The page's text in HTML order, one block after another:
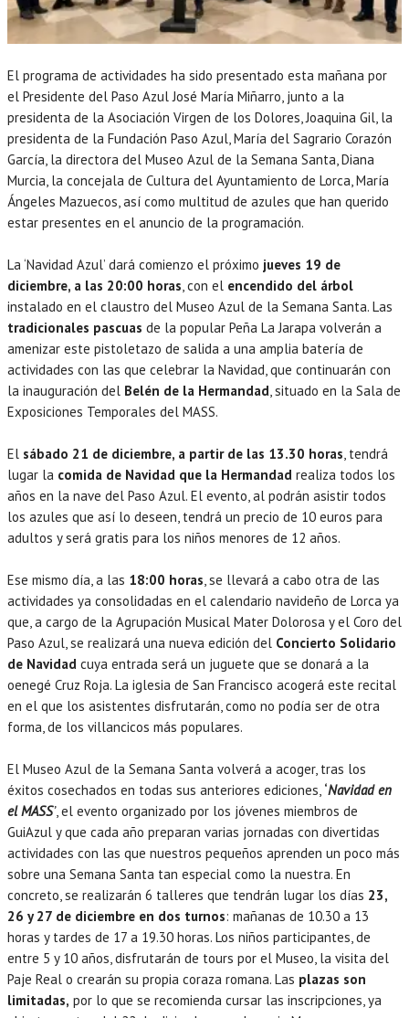
El programa de actividades ha sido presentado esta mañana por
el Presidente del Paso Azul José María Miñarro, junto a la
presidenta de la Asociación Virgen de los Dolores, Joaquina Gil, la
presidenta de la Fundación Paso Azul, María del Sagrario Corazón
García, la directora del Museo Azul de la Semana Santa, Diana
Murcia, la concejala de Cultura del Ayuntamiento de Lorca, María
Ángeles Mazuecos, así como multitud de azules que han querido
estar presentes en el anuncio de la programación.
La ‘Navidad Azul’ dará comienzo el próximo jueves 19 de
diciembre, a las 20:00 horas, con el encendido del árbol
instalado en el claustro del Museo Azul de la Semana Santa. Las
tradicionales pascuas de la popular Peña La Jarapa volverán a
amenizar este pistoletazo de salida a una amplia batería de
actividades con las que celebrar la Navidad, que continuarán con
la inauguración del Belén de la Hermandad, situado en la Sala de
Exposiciones Temporales del MASS.
El sábado 21 de diciembre, a partir de las 13.30 horas, tendrá
lugar la comida de Navidad que la Hermandad realiza todos los
años en la nave del Paso Azul. El evento, al podrán asistir todos
los azules que así lo deseen, tendrá un precio de 10 euros para
adultos y será gratis para los niños menores de 12 años.
Ese mismo día, a las 18:00 horas, se llevará a cabo otra de las
actividades ya consolidadas en el calendario navideño de Lorca ya
que, a cargo de la Agrupación Musical Mater Dolorosa y el Coro del
Paso Azul, se realizará una nueva edición del Concierto Solidario
de Navidad cuya entrada será un juguete que se donará a la
oenegé Cruz Roja. La iglesia de San Francisco acogerá este recital
en el que los asistentes disfrutarán, como no podía ser de otra
forma, de los villancicos más populares.
El Museo Azul de la Semana Santa volverá a acoger, tras los
éxitos cosechados en todas sus anteriores ediciones, ‘Navidad en
el MASS’, el evento organizado por los jóvenes miembros de
GuiAzul y que cada año preparan varias jornadas con divertidas
actividades con las que nuestros pequeños aprenden un poco más
sobre una Semana Santa tan especial como la nuestra. En
concreto, se realizarán 6 talleres que tendrán lugar los días 23,
26 y 27 de diciembre en dos turnos: mañanas de 10.30 a 13
horas y tardes de 17 a 19.30 horas. Los niños participantes, de
entre 5 y 10 años, disfrutarán de tours por el Museo, la visita del
Paje Real o crearán su propia coraza romana. Las plazas son
limitadas, por lo que se recomienda cursar las inscripciones, ya